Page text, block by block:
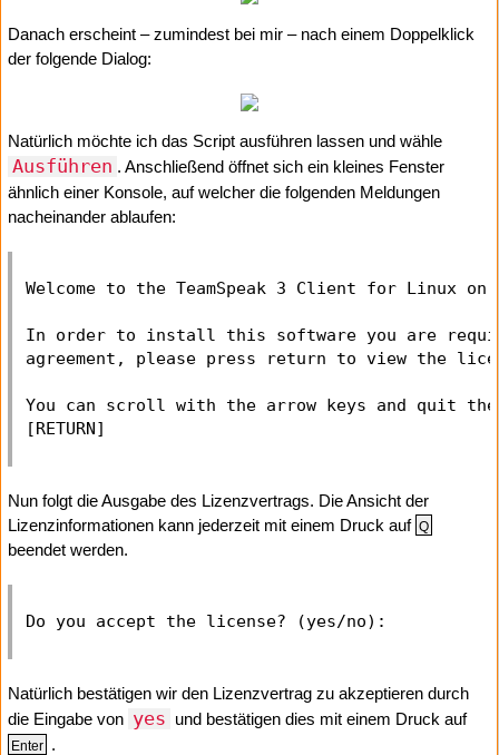
Danach erscheint – zumindest bei mir – nach einem Doppelklick
der folgende Dialog:
Natürlich möchte ich das Script ausführen lassen und wähle
Ausführen . Anschließend öffnet sich ein kleines Fenster
ähnlich einer Konsole, auf welcher die folgenden Meldungen
nacheinander ablaufen:
Welcome to the TeamSpeak 3 Client for Linux
In order to install this software you are
agreement, please press return to view the
You can scroll with the arrow keys and quit
Nun folgt die Ausgabe des Lizenzvertrags. Die Ansicht der
Lizenzinformationen kann jederzeit mit einem Druck auf Q
beendet werden.
Natürlich bestätigen wir den Lizenzvertrag zu akzeptieren durch
die Eingabe von yes und bestätigen dies mit einem Druck auf
Enter .